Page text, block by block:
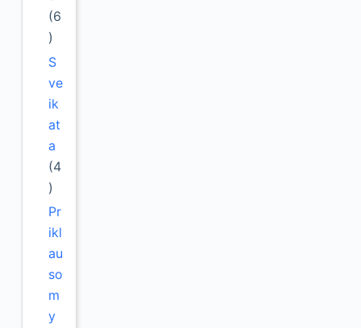
(6
)
S
ve
ik
at
a
(4
)
Pr
ikl
au
so
m
y